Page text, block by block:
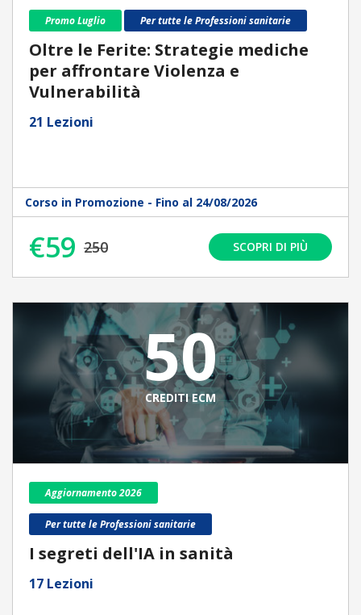
Promo Luglio Per tutte le Professioni sanitarie
Oltre le Ferite: Strategie mediche
per affrontare Violenza e
Vulnerabilità
21 Lezioni
Corso in Promozione - Fino al 24/08/2026
€59 250 SCOPRI DI PIÙ
50
CREDITI ECM
Aggiornamento 2026
Per tutte le Professioni sanitarie
I segreti dell'IA in sanità
17 Lezioni